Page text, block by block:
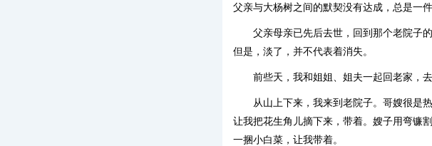
父亲与大杨树之间的默契没有达成，总是一件
父亲母亲已先后去世，回到那个老院子
但是，淡了，并不代表着消失。
前些天，我和姐姐、姐夫一起回老家，
从山上下来，我来到老院子。哥嫂很是
让我把花生角儿摘下来，带着。嫂子用弯镰
一捆小白菜，让我带着。